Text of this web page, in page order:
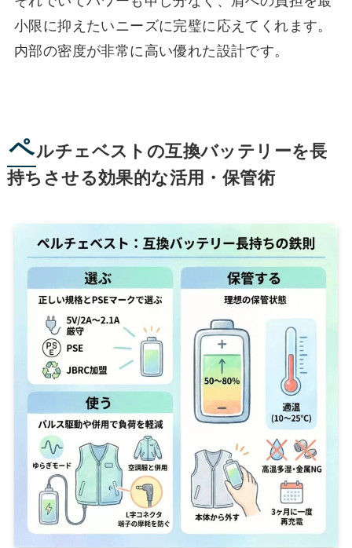
小限に抑えたいニーズに完璧に応えてくれます。
内部の密度が非常に高い優れた設計です。
ペルチェベストの互換バッテリーを長
持ちさせる効果的な活用・保管術